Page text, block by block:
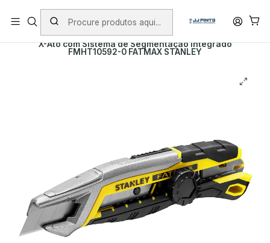
PORTES INCLUÍDOS EM ENCOMENDAS +75€ (excepto ilhas)
Início Envio
Envio imediato
X-Ato com Sistema de Segmentação Integrado
FMHT10592-0 FATMAX STANLEY